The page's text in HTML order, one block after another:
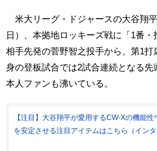
米大リーグ・ドジャースの大谷翔
日）、本拠地ロッキーズ戦に「1番・
相手先発の菅野智之投手から、第1打
身の登板試合では2試合連続となる先
本人ファンも沸いている。
【注目】大谷翔平が愛用するCW-Xの機能
を安定させる注目アイテムはこちら（インタ